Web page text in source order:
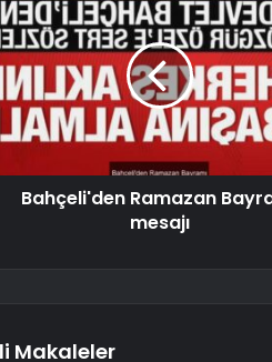
Bahçeli'den Ramazan
mesajı
Makaleler